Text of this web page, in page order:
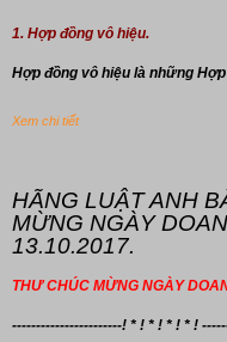
1. Hợp đồng vô hiệu.
Hợp đồng vô hiệu là những
Xem chi tiết
HÃNG LUẬT ANH
MỪNG NGÀY
13.10.2017.
THƯ CHÚC MỪNG NGÀY
-----------------------! * ! * ! * ! * !